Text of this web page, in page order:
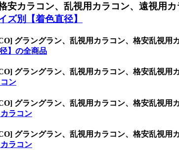
安カラコン、乱視用カラコン、遠視用
ズ別【着色直径】
グラングラン、乱視用カラコン、格安乱視用
】の全商品
グラングラン、乱視用カラコン、格安乱視用
ン
グラングラン、乱視用カラコン、格安乱視用
カラコン
グラングラン、乱視用カラコン、格安乱視用
カラコン